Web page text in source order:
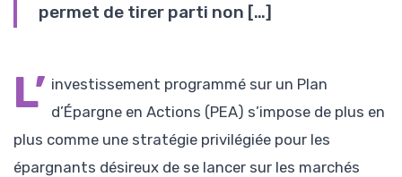
permet de tirer parti non […]
L’ investissement programmé sur un Plan
d’Épargne en Actions (PEA) s’impose de plus en
plus comme une stratégie privilégiée pour les
épargnants désireux de se lancer sur les marchés